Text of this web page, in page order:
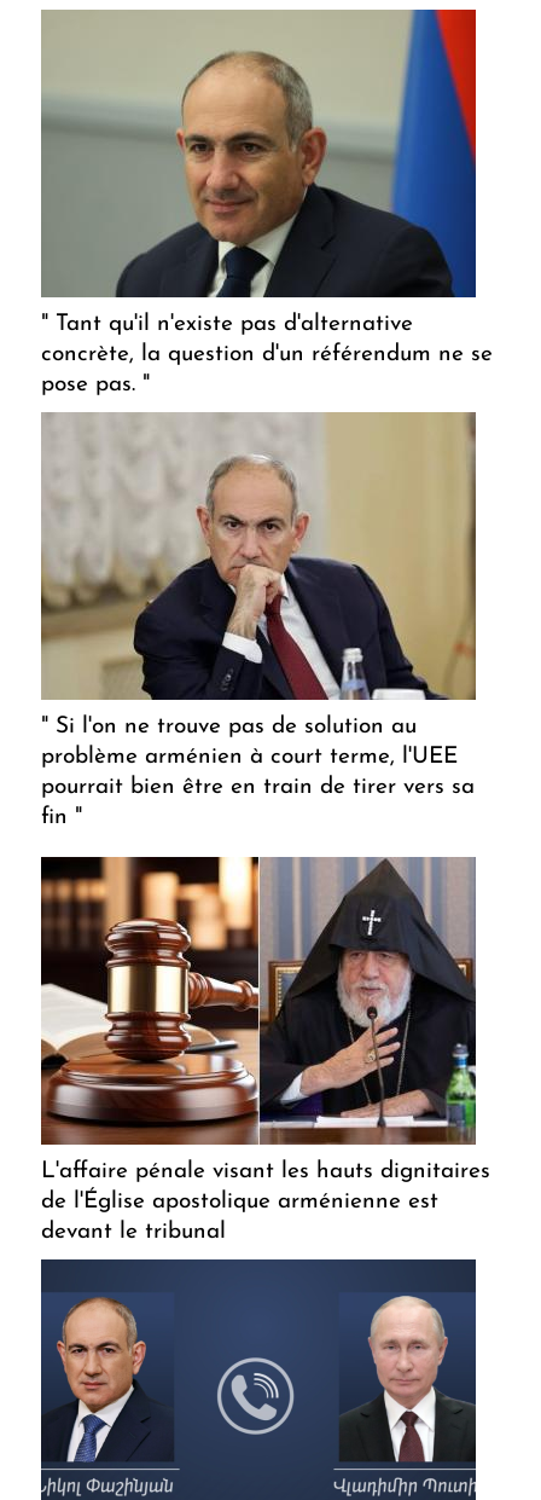
" Tant qu'il n'existe pas d'alternative
concrète, la question d'un référendum ne se
pose pas. "
" Si l'on ne trouve pas de solution au
problème arménien à court terme, l'UEE
pourrait bien être en train de tirer vers sa
fin "
L'affaire pénale visant les hauts dignitaires
de l'Église apostolique arménienne est
devant le tribunal